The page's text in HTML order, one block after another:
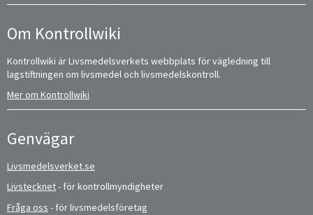
Om Kontrollwiki
Kontrollwiki är Livsmedelsverkets webbplats för vägledning till
lagstiftningen om livsmedel och livsmedelskontroll.
Mer om Kontrollwiki
Genvägar
Livsmedelsverket.se
Livstecknet- för kontrollmyndigheter
Fråga oss - för livsmedelsföretag